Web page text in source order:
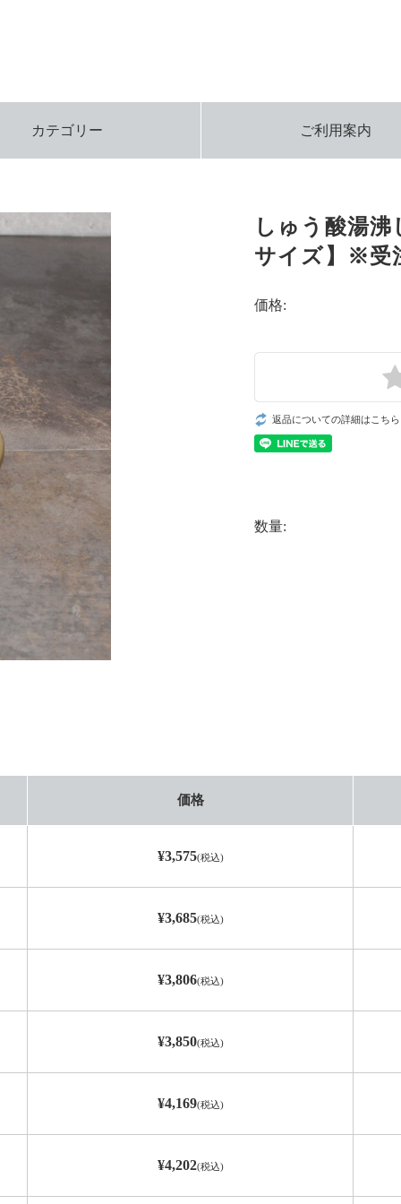
カテゴリー ご利用案内
しゅう酸湯沸
サイズ】※受
価格:
返品についての詳細はこちら
数量:
価格
¥3,575(税込)
¥3,685(税込)
¥3,806(税込)
¥3,850(税込)
¥4,169(税込)
¥4,202(税込)